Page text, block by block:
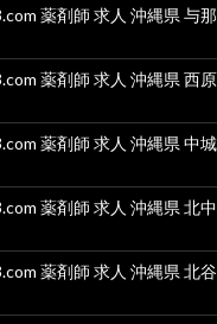
薬剤師 求人 沖縄県 与
薬剤師 求人 沖縄県 西
薬剤師 求人 沖縄県 中
薬剤師 求人 沖縄県 北
薬剤師 求人 沖縄県 北